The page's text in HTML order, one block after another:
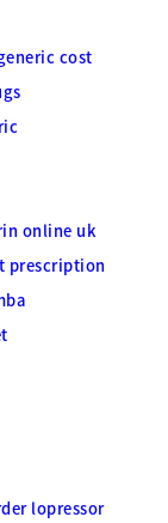
cost
online uk
prescription
lopressor